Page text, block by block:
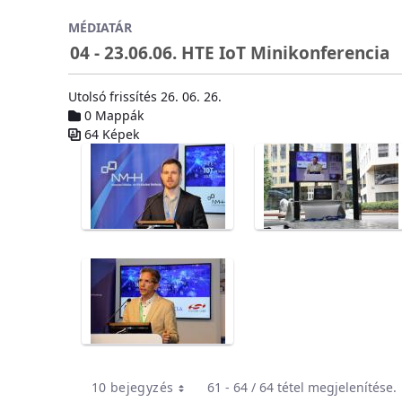
Ugrás a fő tartalomhoz
MÉDIATÁR
04 - 23.06.06. HTE IoT Minikonferencia
Utolsó frissítés 26. 06. 26.
0 Mappák
64 Képek
Médiatár
10 bejegyzés 61 - 64 / 64 tétel megjelenítése.